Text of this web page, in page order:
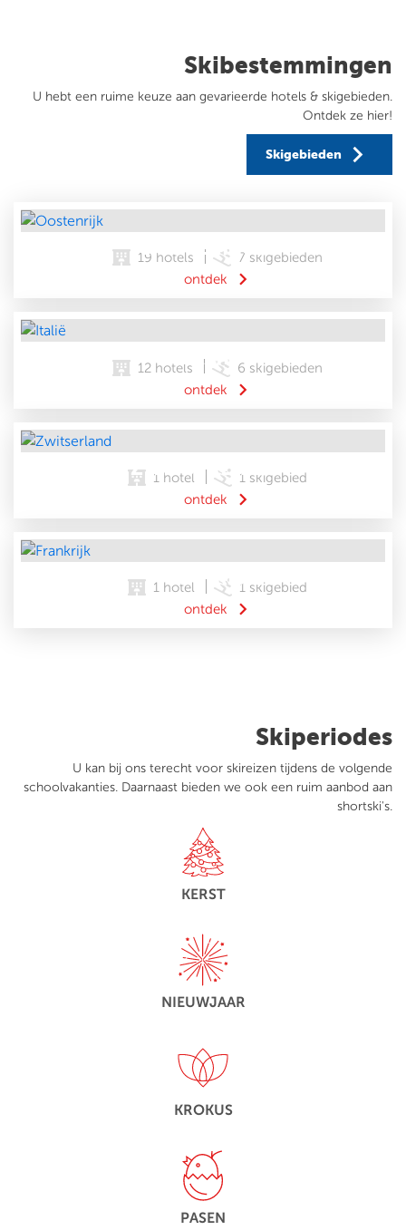
Skibestemmingen
U hebt een ruime keuze aan gevarieerde hotels & skigebieden.
Ontdek ze hier!
Skigebieden keyboard_arrow_right
OOSTENRIJK
19 hotels
7 skigebieden
ontdek
keyboard_arrow_right
ITALIË
12 hotels
6 skigebieden
ontdek
keyboard_arrow_right
ZWITSERLAND
1 hotel
1 skigebied
ontdek
keyboard_arrow_right
FRANKRIJK
1 hotel
1 skigebied
ontdek
keyboard_arrow_right
Skiperiodes
U kan bij ons terecht voor skireizen tijdens de volgende
schoolvakanties. Daarnaast bieden we ook een ruim aanbod aan
shortski's.
KERST
NIEUWJAAR
KROKUS
PASEN